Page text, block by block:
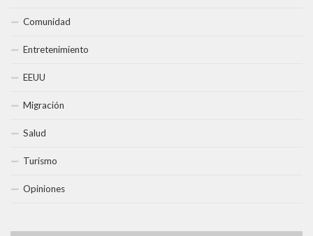
Comunidad
Entretenimiento
EEUU
Migración
Salud
Turismo
Opiniones